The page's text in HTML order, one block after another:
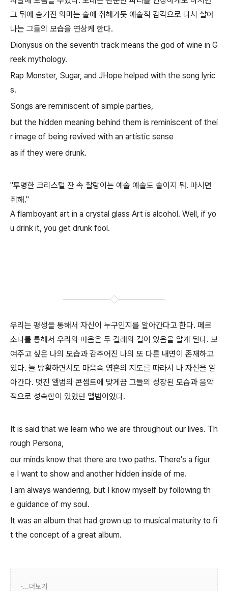
그 뒤에 숨겨진 의미는 술에 취해가듯 예술적 감각으로 다시 살아
나는 그들의 모습을 연상케 한다.
Dionysus on the seventh track means the god of wine in G
reek mythology.
Rap Monster, Sugar, and JHope helped with the song lyric
s.
Songs are reminiscent of simple parties,
but the hidden meaning behind them is reminiscent of thei
r image of being revived with an artistic sense
as if they were drunk.
"투명한 크리스털 잔 속 찰랑이는 예술 예술도 술이지 뭐. 마시면
취해."
A flamboyant art in a crystal glass Art is alcohol. Well, if yo
u drink it, you get drunk fool.
우리는 평생을 통해서 자신이 누구인지를 알아간다고 한다. 페르
소나를 통해서 우리의 마음은 두 갈래의 길이 있음을 알게 된다. 보
여주고 싶은 나의 모습과 감추어진 나의 또 다른 내면이 존재하고
있다. 늘 방황하면서도 마음속 영혼의 지도를 따라서 나 자신을 알
아간다. 멋진 앨범의 콘셉트에 맞게끔 그들의 성장된 모습과 음악
적으로 성숙함이 있었던 앨범이었다.
It is said that we learn who we are throughout our lives. Th
rough Persona,
our minds know that there are two paths. There's a figur
e I want to show and another hidden inside of me.
I am always wandering, but I know myself by following th
e guidance of my soul.
It was an album that had grown up to musical maturity to fi
t the concept of a great album.
...더보기